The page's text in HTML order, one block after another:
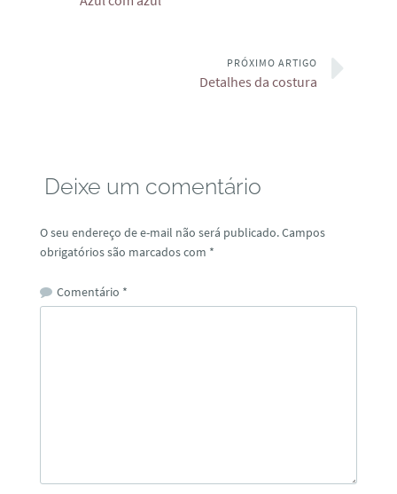
PRÓXIMO ARTIGO
Detalhes da costura
Deixe um comentário
O seu endereço de e-mail não será publicado.Campos
obrigatórios são marcados com *
Comentário *